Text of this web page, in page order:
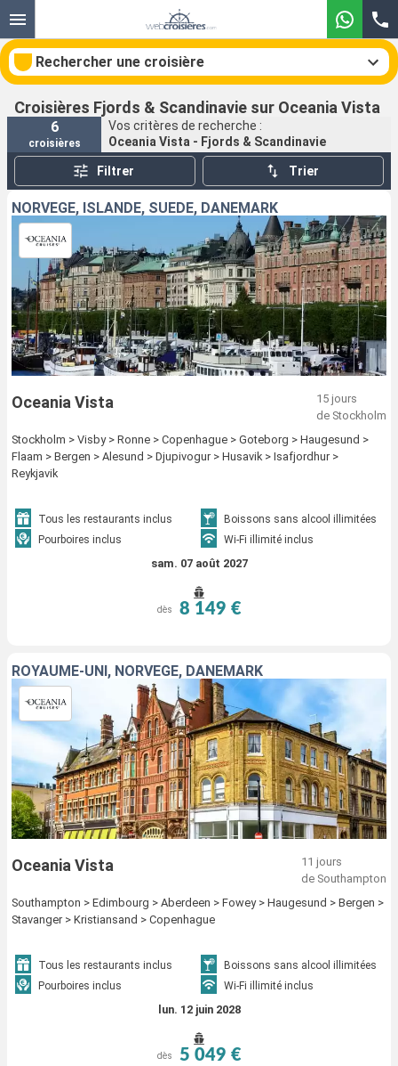
Rechercher une croisière
Nos destinations
Mois de départ
Ports Compagnies
Rechercher
Croisières Fjords & Scandinavie sur Oceania Vista
6
croisières
Vos critères de recherche :
Oceania Vista - Fjords & Scandinavie
Filtrer Trier
NORVÈGE, ISLANDE, SUÈDE, DANEMARK
Oceania Vista
15 jours
de Stockholm
Stockholm > Visby > Ronne > Copenhague > Goteborg > Haugesund >
Flaam > Bergen > Alesund > Djupivogur > Husavik > Isafjordhur >
Reykjavik
Tous les restaurants inclus
Boissons sans alcool illimitées
Pourboires inclus
Wi-Fi illimité inclus
sam. 07 août 2027
dès 8 149 €
ROYAUME-UNI, NORVÈGE, DANEMARK
Oceania Vista
11 jours
de Southampton
Southampton > Edimbourg > Aberdeen > Fowey > Haugesund > Bergen >
Stavanger > Kristiansand > Copenhague
Tous les restaurants inclus
Boissons sans alcool illimitées
Pourboires inclus
Wi-Fi illimité inclus
lun. 12 juin 2028
dès 5 049 €